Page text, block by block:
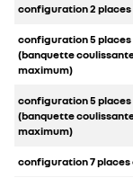
configuration 2 places
configuration 5 places
(banquette
maximum)
configuration 5 places
(banquette
maximum)
configuration 7 places